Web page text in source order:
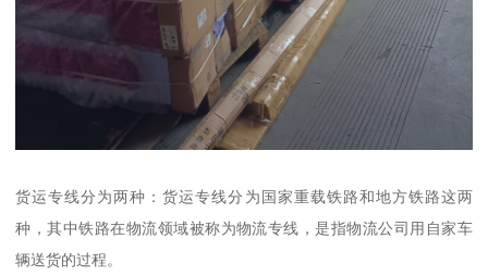
货运专线分为两种：货运专线分为国家重载铁路和地方铁路这两
种，其中铁路在物流领域被称为物流专线，是指物流公司用自家车
辆送货的过程。